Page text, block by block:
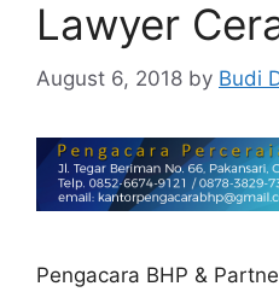
Lawyer
August 6, 2018 by Budi
Pengacara BHP &